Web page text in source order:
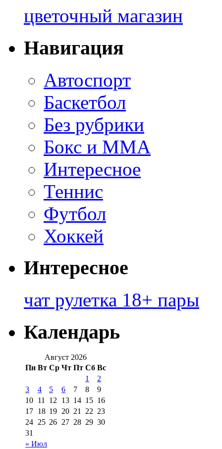
цветочный магазин
Навигация
Автоспорт
Баскетбол
Без рубрики
Бокс и ММА
Интересное
Теннис
Футбол
Хоккей
Интересное
чат рулетка 18+ пары
Календарь
Август 2026
Пн Вт Ср Чт Пт Сб Вс
« Июл
1
2
3
4 5 6 7 8
9
10 11 12 13 14 15 16
17 18 19 20 21 22 23
24 25 26 27 28 29 30
31